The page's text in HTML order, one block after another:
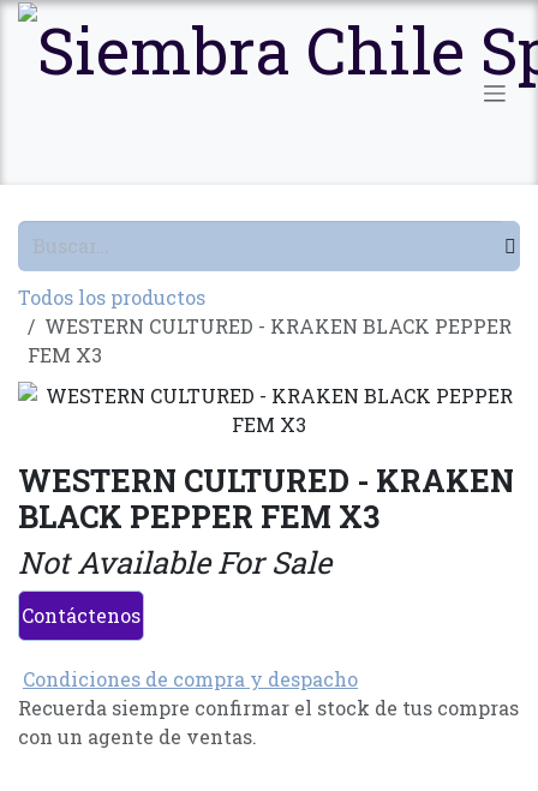
Ir al contenido
Todos los productos
WESTERN CULTURED - KRAKEN BLACK PEPPER
FEM X3
WESTERN CULTURED - KRAKEN
BLACK PEPPER FEM X3
Not Available For Sale
Contáctenos
Condiciones de compra y despacho
Recuerda siempre confirmar el stock de tus compras
con un agente de ventas.